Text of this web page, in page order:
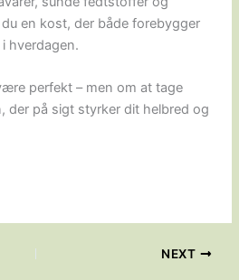
en kost, der både forebygger
hverdagen.
perfekt – men om at tage
der på sigt styrker dit helbred og
NEXT